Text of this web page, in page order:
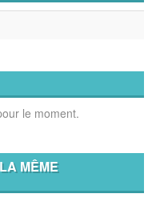
le moment.
MÊME